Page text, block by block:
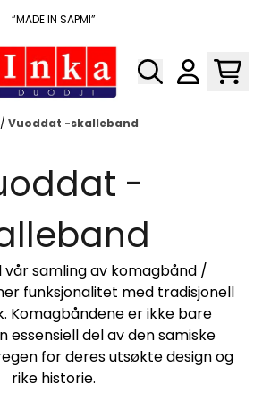
“MADE IN SAPMI”
/ Vuoddat -skalleband
-
samling av komagbånd /
funksjonalitet med tradisjonell
Komagbåndene er ikke bare
essensiell del av den samiske
for deres utsøkte design og
rike historie.
1,5 meter, 2 meter